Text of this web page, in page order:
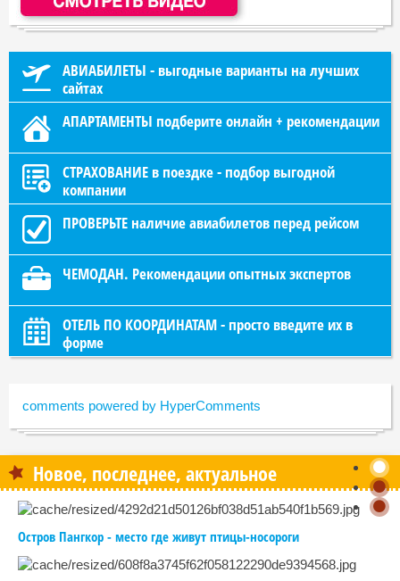
АВИАБИЛЕТЫ - выгодные варианты на лучших
сайтах
АПАРТАМЕНТЫ подберите онлайн + рекомендации
СТРАХОВАНИЕ в поездке - подбор выгодной
компании
ПРОВЕРЬТЕ наличие авиабилетов перед рейсом
ЧЕМОДАН. Рекомендации опытных экспертов
ОТЕЛЬ ПО КООРДИНАТАМ - просто введите их в
форме
comments powered by HyperComments
Новое, последнее, актуальное
Остров Пангкор - место где живут птицы-носороги